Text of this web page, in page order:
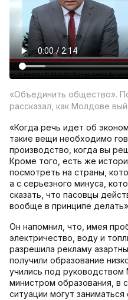
«Объединить общество».
рассказал, как Молдове
«Когда речь идет об
такие вещи необходимо
производство, когда вы
Кроме того, есть же
посмотреть на страны,
а с серьезного минуса,
сказать, что пасовцы
вообще в принципе
Он напомнил, что, имея
электричество, воду и
разрешила рекламу
получили образование
учились под
министром образования, в
ситуации могут